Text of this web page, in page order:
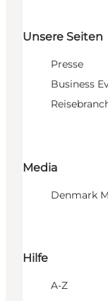
Unsere Seiten
Presse
Business
Media
Denmark
Hilfe
A-Z